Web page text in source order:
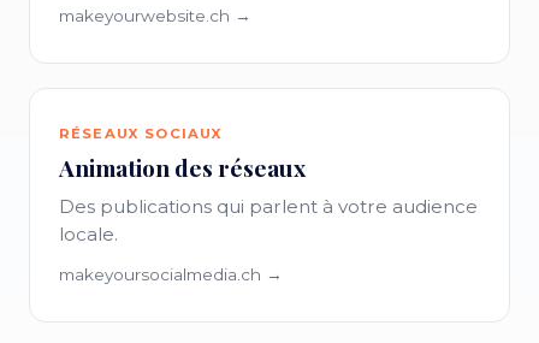
makeyourwebsite.ch →
RÉSEAUX SOCIAUX
Animation des réseaux
Des publications qui parlent à votre audience
locale.
makeyoursocialmedia.ch →